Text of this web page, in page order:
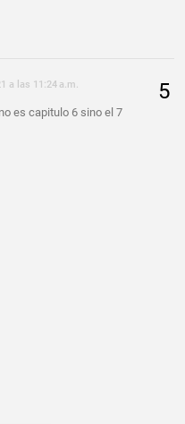
a las 11:24 a.m.
es capitulo 6 sino el 7